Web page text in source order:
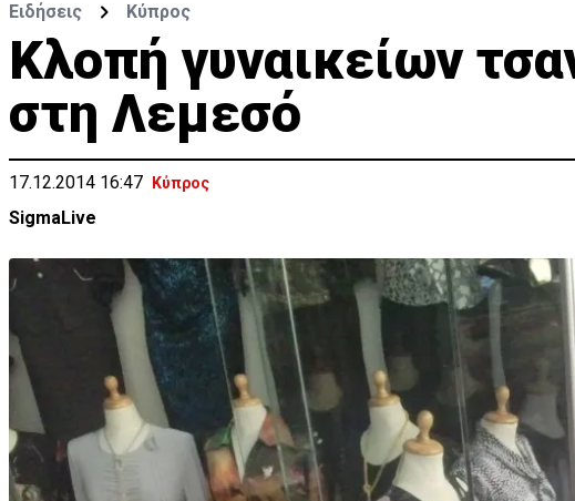
Ειδήσεις Κύπρος
Κλοπή γυναικείων
στη Λεμεσό
17.12.2014 16:47 Κύπρος
SigmaLive